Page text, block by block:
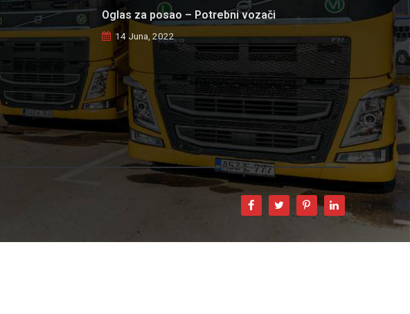
Oglas za posao – Potrebni vozači
14 Juna, 2022